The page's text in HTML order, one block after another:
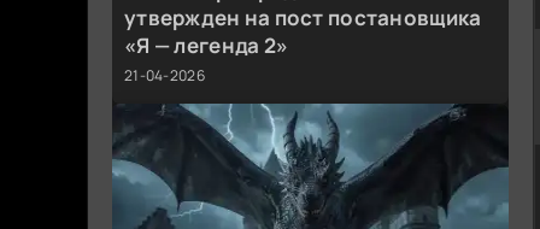
утвержден на пост постановщика
«Я — легенда 2»
21-04-2026